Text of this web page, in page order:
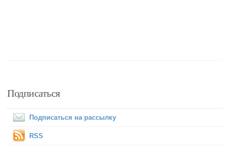
Подписаться
Подписаться на рассылку
RSS